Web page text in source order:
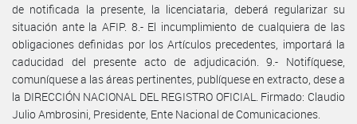
de notificada la presente, la licenciataria, deberá regularizar su
situación ante la AFIP. 8.- El incumplimiento de cualquiera de las
obligaciones definidas por los Artículos precedentes, importará la
caducidad del presente acto de adjudicación. 9.- Notifíquese,
comuníquese a las áreas pertinentes, publíquese en extracto, dese a
la DIRECCIÓN NACIONAL DEL REGISTRO OFICIAL. Firmado: Claudio
Julio Ambrosini, Presidente, Ente Nacional de Comunicaciones.